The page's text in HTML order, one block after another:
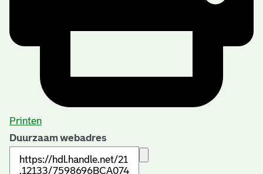
Printen
Duurzaam webadres